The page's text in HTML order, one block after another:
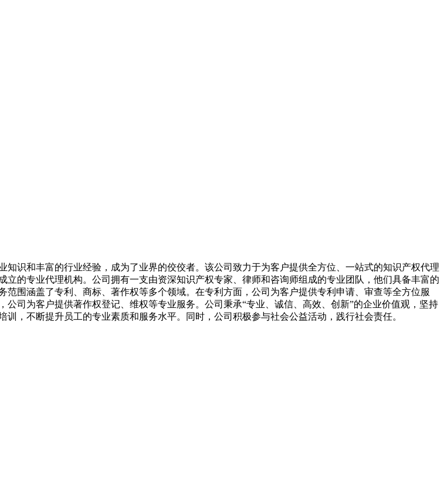
识和丰富的行业经验，成为了业界的佼佼者。该公司致力于为客户提供全方位、一站式的知识产权代理
的专业代理机构。公司拥有一支由资深知识产权专家、律师和咨询师组成的专业团队，他们具备丰富的
围涵盖了专利、商标、著作权等多个领域。在专利方面，公司为客户提供专利申请、审查等全方位服
司为客户提供著作权登记、维权等专业服务。公司秉承“专业、诚信、高效、创新”的企业价值观，坚持
，不断提升员工的专业素质和服务水平。同时，公司积极参与社会公益活动，践行社会责任。